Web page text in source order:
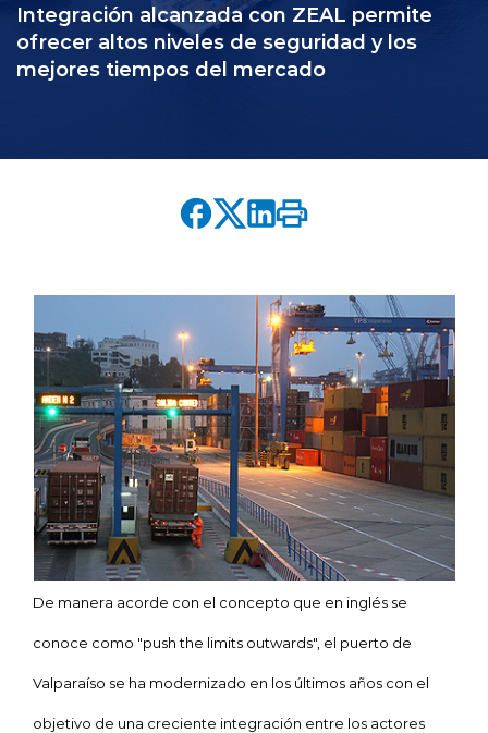
Prensa
Integración alcanzada con ZEAL permite
ofrecer altos niveles de seguridad y los
mejores tiempos del mercado
De manera acorde con el concepto que en inglés se
conoce como "push the limits outwards", el puerto de
Valparaíso se ha modernizado en los últimos años con el
objetivo de una creciente integración entre los actores